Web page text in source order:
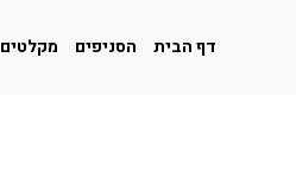
דף הבית הסניפים מקלטים